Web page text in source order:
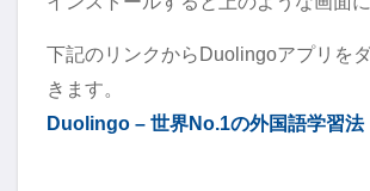
下記のリンクからDuolingoアプリを
きます。
Duolingo – 世界No.1の外国語学習法